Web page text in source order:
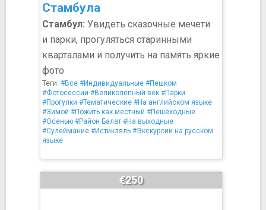
Стамбула
Стамбул: Увидеть сказочные мечети
и парки, прогуляться старинными
кварталами и получить на память яркие
фото
Теги: #Все #Индивидуальные #Пешком
#Фотосессии #Великолепный век #Парки
#Прогулки #Тематические #На английском языке
#Зимой #Пожить как местный #Пешеходные
#Осенью #Район Балат #На выходные
#Сулеймание #Истикляль #Экскурсии на русском
языке
€250